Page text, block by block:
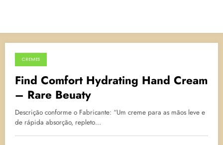
5 de maio de 2024
CREMES
Find Comfort Hydrating Hand Cream
– Rare Beuaty
Descrição conforme o Fabricante: “Um creme para as mãos leve e
de rápida absorção, repleto…